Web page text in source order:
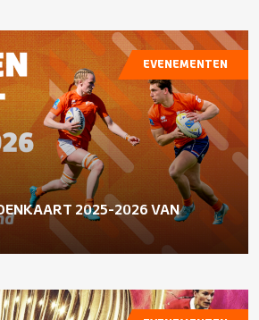
2025-2026 VAN
EVENEMENTEN